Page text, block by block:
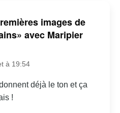
images de
avec Maripier
à 19:54
déjà le ton et ça
!